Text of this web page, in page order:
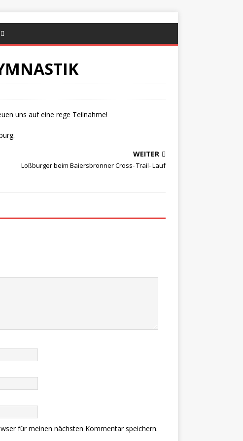
uns auf eine rege Teilnahme!
WEITER
Loßburger beim Baiersbronner Cross- Trail- Lauf
für meinen nächsten Kommentar speichern.